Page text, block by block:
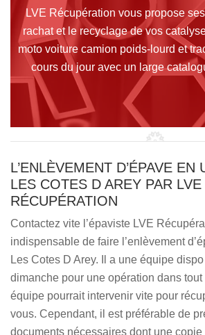
LVE Récupération vous propose
rachat et le recyclage de vos
moto voiture camion poids-lourd et
cours du jour avec un large
L’ENLÈVEMENT D’ÉPAVE EN
LES COTES D AREY PAR LVE
RÉCUPÉRATION
Contactez vite l’épaviste LVE
indispensable de faire l’enlèvement
Les Cotes D Arey. Il a une équipe
dimanche pour une opération dans
équipe pourrait intervenir vite pour
vous. Cependant, il est préférable de
documents nécessaires dont une copie